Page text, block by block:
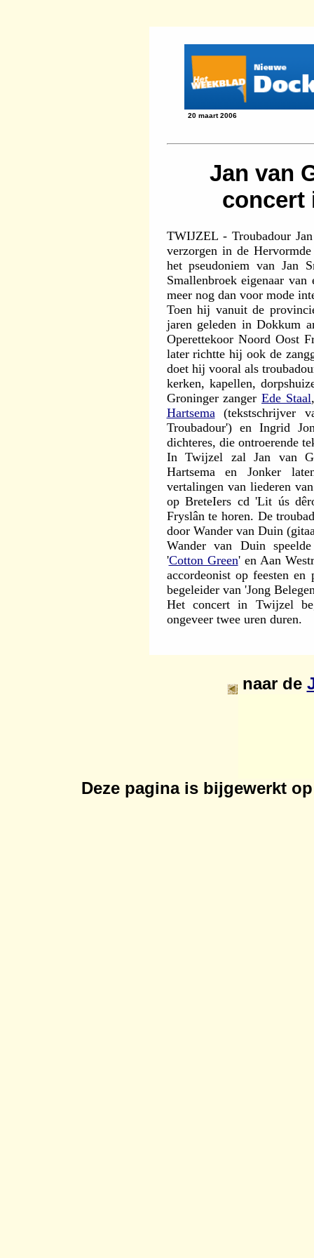
20 maart 2006
Jan van
concert
TWIJZEL - Troubadour
verzorgen in de
het pseudoniem van Jan
Smallenbroek eigenaar
meer nog dan voor mode
Toen hij vanuit de
jaren geleden in Dokkum
Operettekoor Noord Oost
later richtte hij ook de
doet hij vooral als
kerken, kapellen,
Groninger zangerEde Staal
Hartsema(tekstschrijver
Troubadour') en Ingrid
dichteres, die ontroerende
In Twijzel zal Jan van
Hartsema en Jonker
vertalingen van liederen
op BreteIers cd 'Lit ús
Fryslân te horen. De
door Wander van Duin
Wander van Duin
'Cotton Green' en Aan
accordeonist op feesten
begeleider van 'Jong
Het concert in Twijzel
ongeveer twee uren duren.
naar de
Deze pagina is bijgewerkt